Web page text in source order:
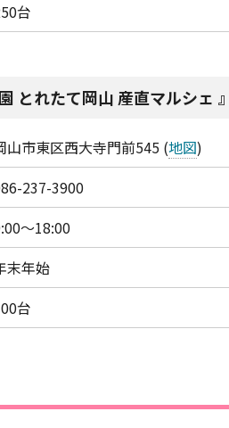
台
とれたて岡山 産直マルシェ
山市東区西大寺門前545 (地図)
237-3900
～18:00
末年始
台